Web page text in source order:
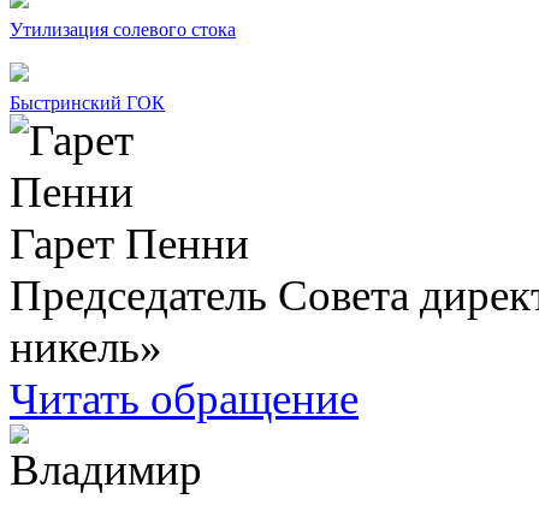
Утилизация солевого стока
Быстринский ГОК
Гарет Пенни
Председатель Совета
никель»
Читать обращение